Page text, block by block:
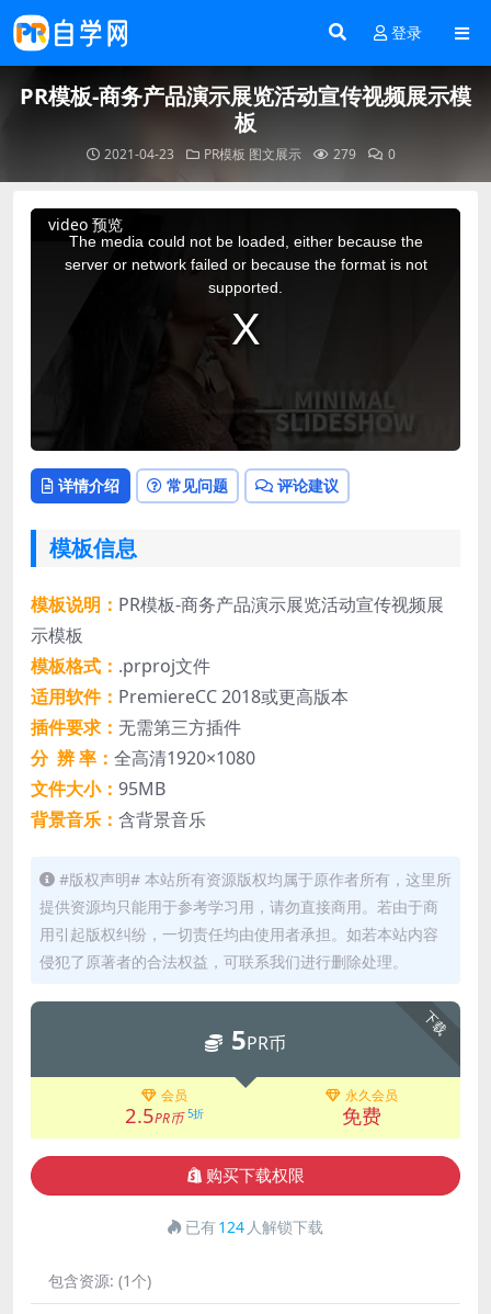
登录
PR模板-商务产品演示展览活动宣传视频展示模
板
2021-04-23 PR模板 图文展示 279 0
video 预览
This
The media could not be loaded, either because the
server or network failed or because the format is not
supported.
详情介绍 常见问题 评论建议
模板信息
模板说明： PR模板-商务产品演示展览活动宣传视频展
示模板
模板格式： .prproj文件
适用软件： PremiereCC 2018或更高版本
插件要求： 无需第三方插件
分 辨 率： 全高清1920×1080
文件大小： 95MB
背景音乐： 含背景音乐
#版权声明# 本站所有资源版权均属于原作者所有，这里所
提供资源均只能用于参考学习用，请勿直接商用。若由于商
用引起版权纠纷，一切责任均由使用者承担。如若本站内容
侵犯了原著者的合法权益，可联系我们进行删除处理。
下载
5PR币
会员
2.5PR币 5折
永久会员
免费
购买下载权限
已有124 人解锁下载
包含资源: (1个)